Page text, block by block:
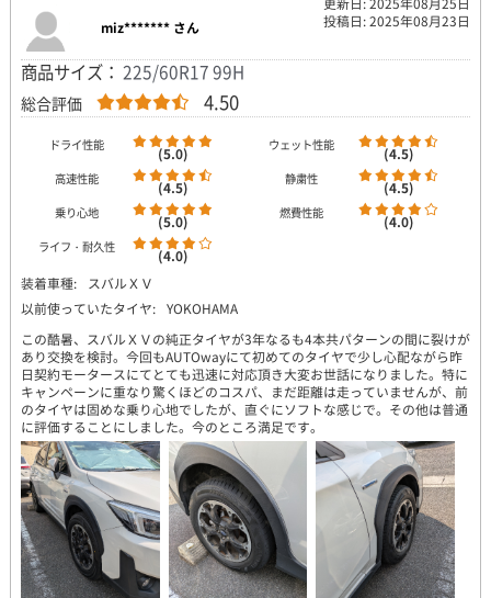
投稿日: 2025年08月23日
miz******* さん
商品サイズ： 225/60R17 99H
総合評価 4.50
ドライ性能 (5.0) ウェット性能 (4.5)
高速性能 (4.5) 静粛性 (4.5)
乗り心地 (5.0) 燃費性能 (4.0)
ライフ・耐久性
(4.0)
装着車種:
スバルＸＶ
以前使っていたタイヤ: YOKOHAMA
この酷暑、スバルＸＶの純正タイヤが3年なるも4本共パターンの間に裂けが
あり交換を検討。今回もAUTOwayにて初めてのタイヤで少し心配ながら昨
日契約モータースにてとても迅速に対応頂き大変お世話になりました。特に
キャンペーンに重なり驚くほどのコスパ、まだ距離は走っていませんが、前
のタイヤは固めな乗り心地でしたが、直ぐにソフトな感じで。その他は普通
に評価することにしました。今のところ満足です。